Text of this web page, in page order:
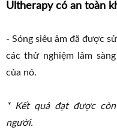
Ultherapy có an toàn
- Sóng siêu âm đã được
các thử nghiệm lâm
của nó.
* Kết quả đạt được
người.